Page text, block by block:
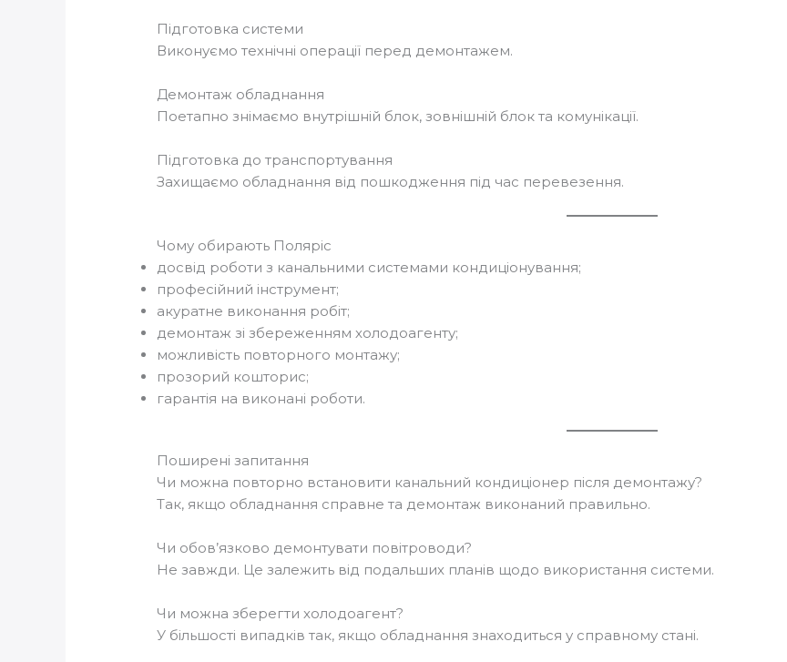
Підготовка системи
Виконуємо технічні операції перед демонтажем.
Демонтаж обладнання
Поетапно знімаємо внутрішній блок, зовнішній блок та комунікації.
Підготовка до транспортування
Захищаємо обладнання від пошкодження під час перевезення.
Чому обирають Поляріс
досвід роботи з канальними системами кондиціонування;
професійний інструмент;
акуратне виконання робіт;
демонтаж зі збереженням холодоагенту;
можливість повторного монтажу;
прозорий кошторис;
гарантія на виконані роботи.
Поширені запитання
Чи можна повторно встановити канальний кондиціонер після демонтажу?
Так, якщо обладнання справне та демонтаж виконаний правильно.
Чи обов’язково демонтувати повітроводи?
Не завжди. Це залежить від подальших планів щодо використання системи.
Чи можна зберегти холодоагент?
У більшості випадків так, якщо обладнання знаходиться у справному стані.